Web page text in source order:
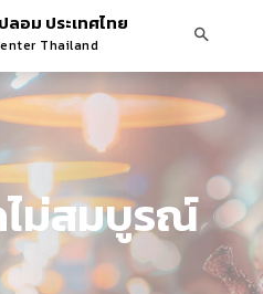
อม ประเทศไทย
Thailand
ไม่สมบูรณ์